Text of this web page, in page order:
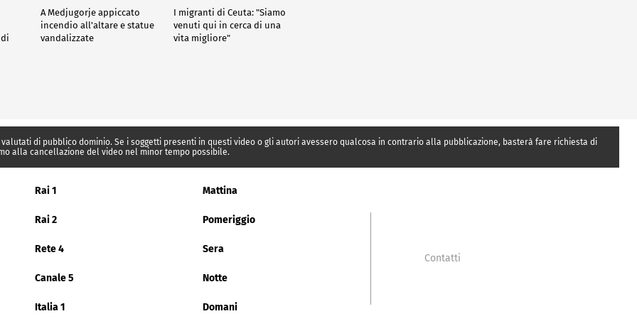
A Medjugorje appiccato
incendio all'altare e statue
vandalizzate
I migranti di Ceuta: "Siamo
venuti qui in cerca di una
vita migliore"
di pubblico dominio. Se i soggetti presenti in questi video o gli autori avessero qualcosa in contrario alla pubblicazione, basterà fare richiesta di
alla cancellazione del video nel minor tempo possibile.
Rai 1 Mattina
Rai 2 Pomeriggio
Rete 4 Sera
Canale 5 Notte
Italia 1 Domani
Contatti